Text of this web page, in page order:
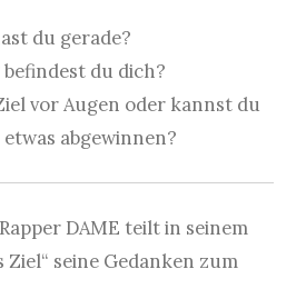
du gerade?
du dich?
vor Augen oder kannst du
abgewinnen?
DAME teilt in seinem
Ziel“ seine Gedanken zum